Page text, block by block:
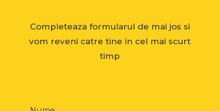
Completeaza formularul de mai jos si
vom reveni catre tine in cel mai scurt
timp